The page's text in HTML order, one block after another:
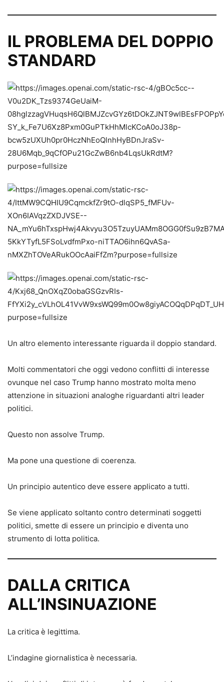
IL PROBLEMA DEL DOPPIO
STANDARD
Un altro elemento interessante riguarda il doppio standard.
Molti commentatori che oggi vedono conflitti di interesse
ovunque nel caso Trump hanno mostrato molta meno
attenzione in situazioni analoghe riguardanti altri leader
politici.
Questo non assolve Trump.
Ma pone una questione di coerenza.
Un principio autentico deve essere applicato a tutti.
Se viene applicato soltanto contro determinati soggetti
politici, smette di essere un principio e diventa uno
strumento di lotta politica.
DALLA CRITICA
ALL’INSINUAZIONE
La critica è legittima.
L’indagine giornalistica è necessaria.